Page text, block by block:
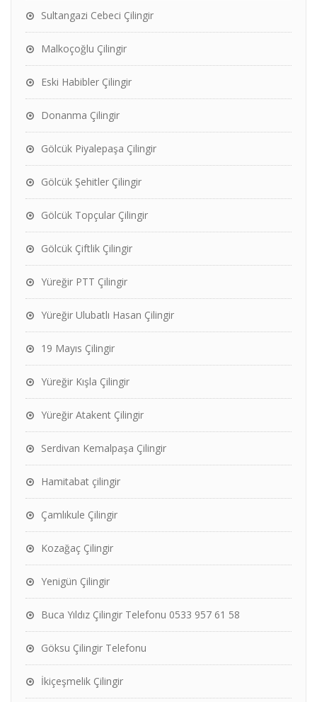
Sultangazi Cebeci Çilingir
Malkoçoğlu Çilingir
Eski Habibler Çilingir
Donanma Çilingir
Gölcük Piyalepaşa Çilingir
Gölcük Şehitler Çilingir
Gölcük Topçular Çilingir
Gölcük Çiftlik Çilingir
Yüreğir PTT Çilingir
Yüreğir Ulubatlı Hasan Çilingir
19 Mayıs Çilingir
Yüreğir Kışla Çilingir
Yüreğir Atakent Çilingir
Serdivan Kemalpaşa Çilingir
Hamitabat çilingir
Çamlıkule Çilingir
Kozağaç Çilingir
Yenigün Çilingir
Buca Yıldız Çilingir Telefonu 0533 957 61 58
Göksu Çilingir Telefonu
İkiçeşmelik Çilingir